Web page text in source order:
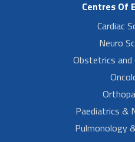
Centres Of
Cardiac
Neuro
Obstetrics and
Paediatrics &
Pulmonology